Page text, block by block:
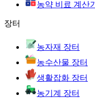
농약 비료 계산기
장터
농자재 장터
농수산물 장터
생활잡화 장터
농기계 장터